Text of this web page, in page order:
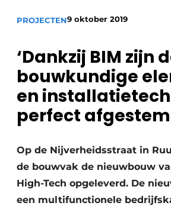
Vacature aanmelden
Video’s
PROJECTEN9 oktober 2019
‘Dankzij BIM zijn
bouwkundige
en
perfect
Op de Nijverheidsstraat in
de bouwvak de nieuwbouw
High-Tech opgeleverd. De
een multifunctionele